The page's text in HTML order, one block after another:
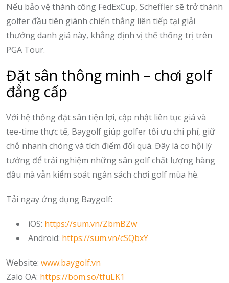
Nếu bảo vệ thành công FedExCup, Scheffler sẽ trở thành
golfer đầu tiên giành chiến thắng liên tiếp tại giải
thưởng danh giá này, khẳng định vị thế thống trị trên
PGA Tour.
Đặt sân thông minh – chơi golf
đẳng cấp
Với hệ thống đặt sân tiện lợi, cập nhật liên tục giá và
tee-time thực tế, Baygolf giúp golfer tối ưu chi phí, giữ
chỗ nhanh chóng và tích điểm đổi quà. Đây là cơ hội lý
tưởng để trải nghiệm những sân golf chất lượng hàng
đầu mà vẫn kiểm soát ngân sách chơi golf mùa hè.
Tải ngay ứng dụng Baygolf:
iOS: https://sum.vn/ZbmBZw
Android: https://sum.vn/cSQbxY
Website: www.baygolf.vn
Zalo OA: https://bom.so/tfuLK1